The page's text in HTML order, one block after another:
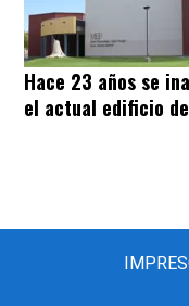
Hace 23 años se
el actual edificio